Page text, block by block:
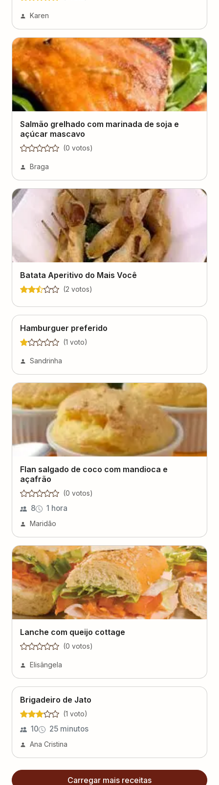
Karen
Salmão grelhado com marinada de soja e
açúcar mascavo
(0 votos)
Braga
Batata Aperitivo do Mais Você
(2 votos)
Hamburguer preferido
(1 voto)
Sandrinha
Flan salgado de coco com mandioca e
açafrão
(0 votos)
8 1 hora
Maridão
Lanche com queijo cottage
(0 votos)
Elisângela
Brigadeiro de Jato
(1 voto)
10 25 minutos
Ana Cristina
Carregar mais receitas